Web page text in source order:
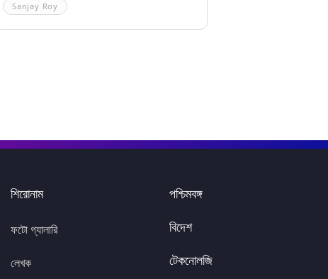
Sanjay Roy
শিরোনাম
ফটো গ্যালারি
লেখক
পশ্চিমবঙ্গ
বিদেশ
টেকনোলজি